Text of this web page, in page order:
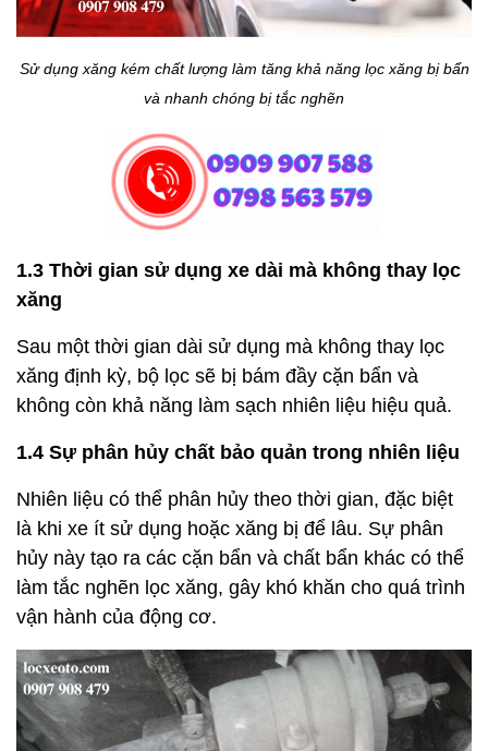
Sử dụng xăng kém chất lượng làm tăng khả năng lọc xăng bị bẩn
và nhanh chóng bị tắc nghẽn
1.3 Thời gian sử dụng xe dài mà không thay lọc
xăng
Sau một thời gian dài sử dụng mà không thay lọc
xăng định kỳ, bộ lọc sẽ bị bám đầy cặn bẩn và
không còn khả năng làm sạch nhiên liệu hiệu quả.
1.4 Sự phân hủy chất bảo quản trong nhiên liệu
Nhiên liệu có thể phân hủy theo thời gian, đặc biệt
là khi xe ít sử dụng hoặc xăng bị để lâu. Sự phân
hủy này tạo ra các cặn bẩn và chất bẩn khác có thể
làm tắc nghẽn lọc xăng, gây khó khăn cho quá trình
vận hành của động cơ.